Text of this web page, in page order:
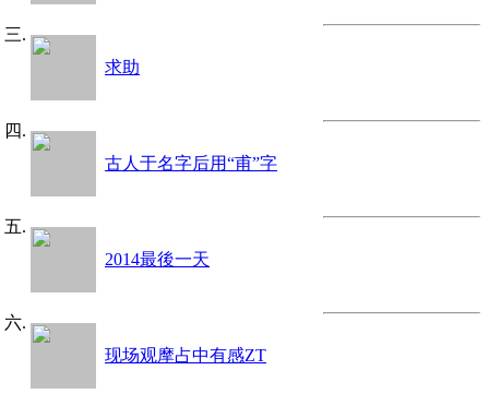
求助
古人于名字后用“甫”字
2014最後一天
现场观摩占中有感ZT